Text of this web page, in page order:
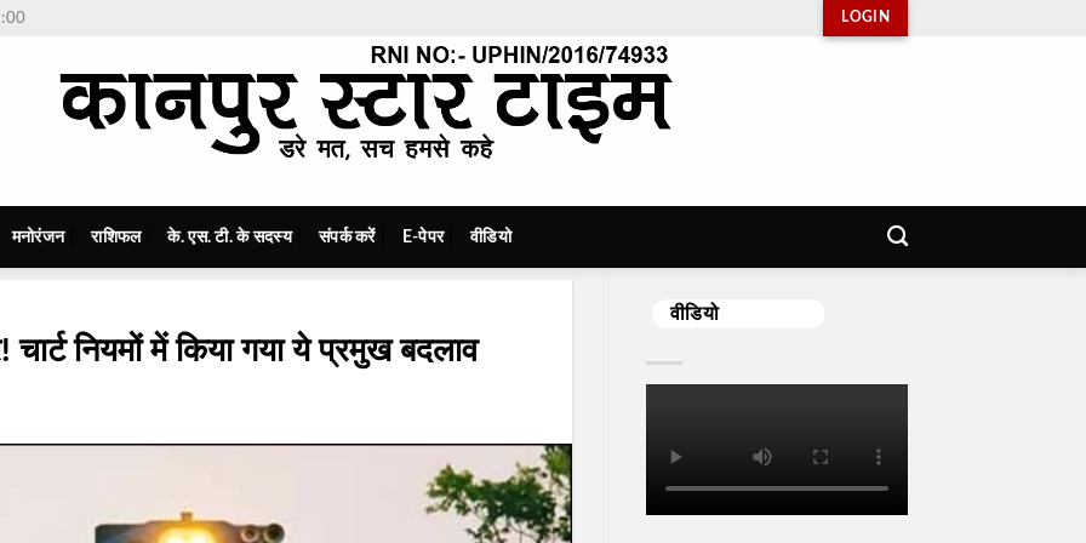
LOGIN
मनोरंजन राशिफल के. एस. टी. के सदस्य संपर्क करें E-पेपर वीडियो
नियमों में किया गया ये प्रमुख बदलाव
वीडियो